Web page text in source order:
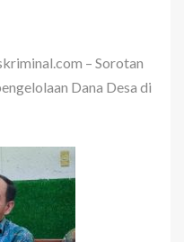
– Sorotan
Dana Desa di